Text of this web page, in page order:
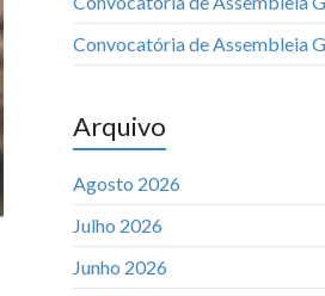
Convocatória de Assembleia
Arquivo
Agosto 2026
Julho 2026
Junho 2026